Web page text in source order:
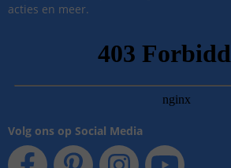
acties en meer.
Volg ons op Social Media